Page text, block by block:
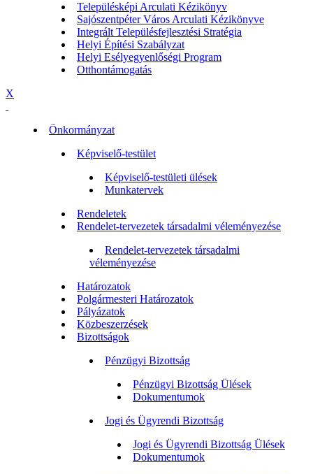
Településképi Arculati Kézikönyv
Sajószentpéter Város Arculati Kézikönyve
Integrált Településfejlesztési Stratégia
Helyi Építési Szabályzat
Helyi Esélyegyenlőségi Program
Otthontámogatás
X
Önkormányzat
Képviselő-testület
Képviselő-testületi ülések
Munkatervek
Rendeletek
Rendelet-tervezetek társadalmi véleményezése
Rendelet-tervezetek társadalmi
véleményezése
Határozatok
Polgármesteri Határozatok
Pályázatok
Közbeszerzések
Bizottságok
Pénzügyi Bizottság
Pénzügyi Bizottság Ülések
Dokumentumok
Jogi és Ügyrendi Bizottság
Jogi és Ügyrendi Bizottság Ülések
Dokumentumok